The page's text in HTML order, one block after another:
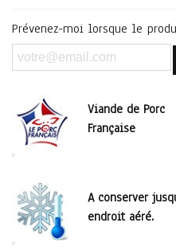
Prévenez-moi lorsque le
Viande de Porc
Française
A conserver
endroit aéré.